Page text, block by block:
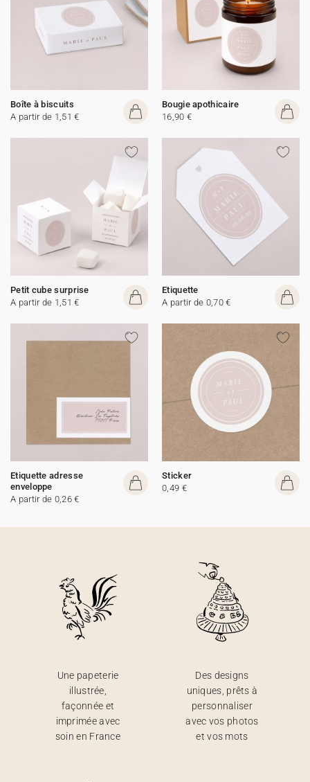
Boîte à biscuits
A partir de 1,51 €
Bougie apothicaire
16,90 €
Petit cube surprise
A partir de 1,51 €
Etiquette
A partir de 0,70 €
Etiquette adresse
enveloppe
A partir de 0,26 €
Sticker
0,49 €
Une papeterie
illustrée,
façonnée et
imprimée avec
soin en France
Des designs
uniques, prêts à
personnaliser
avec vos photos
et vos mots